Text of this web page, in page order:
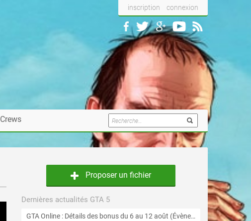
inscription connexion
Crews
Proposer un fichier
Dernières actualités GTA 5
GTA Online : Détails des bonus du 6 au 12 août (Évènement « Braquages de l'été » - Suite et fin)